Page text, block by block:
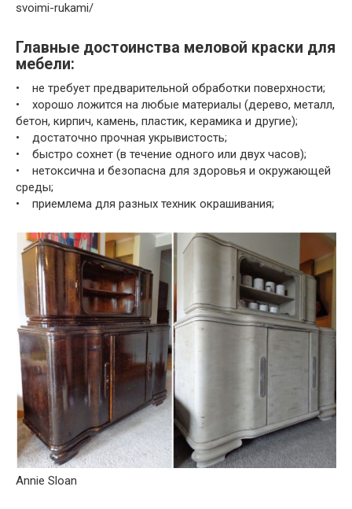
svoimi-rukami/
Главные достоинства меловой краски для
мебели:
• не требует предварительной обработки поверхности;
• хорошо ложится на любые материалы (дерево, металл,
бетон, кирпич, камень, пластик, керамика и другие);
• достаточно прочная укрывистость;
• быстро сохнет (в течение одного или двух часов);
• нетоксична и безопасна для здоровья и окружающей
среды;
• приемлема для разных техник окрашивания;
Annie Sloan